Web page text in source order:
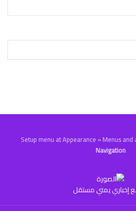
Setup menu at Appearance » Menus
Navigation
إخباري يمني مستقل